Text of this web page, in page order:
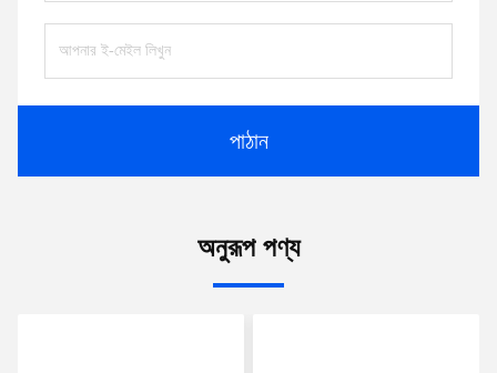
পাঠান
অনুরূপ পণ্য